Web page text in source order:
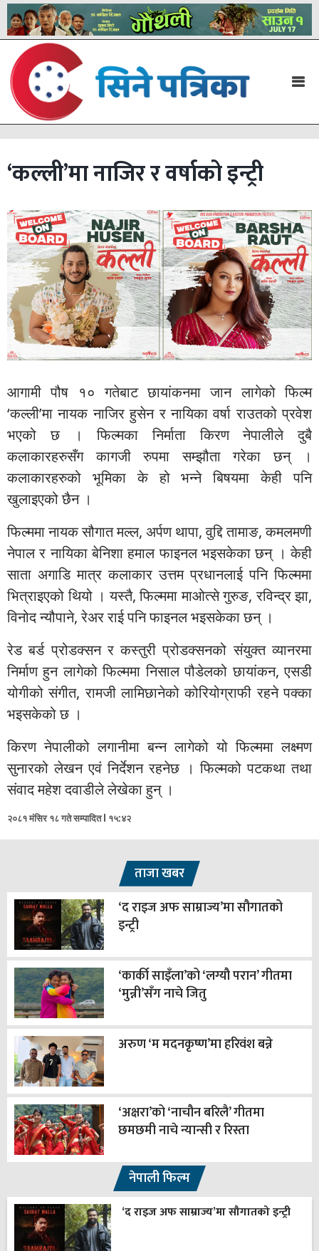
‘कल्ली’मा नाजिर र वर्षाको इन्ट्री
आगामी पौष १० गतेबाट छायांकनमा जान लागेको फिल्म
‘कल्ली’मा नायक नाजिर हुसेन र नायिका वर्षा राउतको प्रवेश
भएको छ । फिल्मका निर्माता किरण नेपालीले दुबै
कलाकारहरुसँग कागजी रुपमा सम्झौता गरेका छन् ।
कलाकारहरुको भूमिका के हो भन्ने बिषयमा केही पनि
खुलाइएको छैन ।
फिल्ममा नायक सौगात मल्ल, अर्पण थापा, वुद्दि तामाङ, कमलमणी
नेपाल र नायिका बेनिशा हमाल फाइनल भइसकेका छन् । केही
साता अगाडि मात्र कलाकार उत्तम प्रधानलाई पनि फिल्ममा
भित्राइएको थियो । यस्तै, फिल्ममा माओत्से गुरुङ, रविन्द्र झा,
विनोद न्यौपाने, रेअर राई पनि फाइनल भइसकेका छन् ।
रेड बर्ड प्रोडक्सन र कस्तुरी प्रोडक्सनको संयुक्त व्यानरमा
निर्माण हुन लागेको फिल्ममा निसाल पौडेलको छायांकन, एसडी
योगीको संगीत, रामजी लामिछानेको कोरियोग्राफी रहने पक्का
भइसकेको छ ।
किरण नेपालीको लगानीमा बन्न लागेको यो फिल्ममा लक्ष्मण
सुनारको लेखन एवं निर्देशन रहनेछ । फिल्मको पटकथा तथा
संवाद महेश दवाडीले लेखेका हुन् ।
२०८१ मंसिर १८ गते सम्पादित l १५:४२
ताजा खबर
‘द राइज अफ साम्राज्य’मा सौगातको
इन्ट्री
‘कार्की साइँला’को ‘लग्यौ परान’ गीतमा
‘मुन्नी’सँग नाचे जितु
अरुण ‘म मदनकृष्ण’मा हरिवंश बन्ने
‘अक्षरा’को ‘नाचौन बरिलै’ गीतमा
छमछमी नाचे न्यान्सी र रिस्ता
नेपाली फिल्म
‘द राइज अफ साम्राज्य’मा सौगातको इन्ट्री